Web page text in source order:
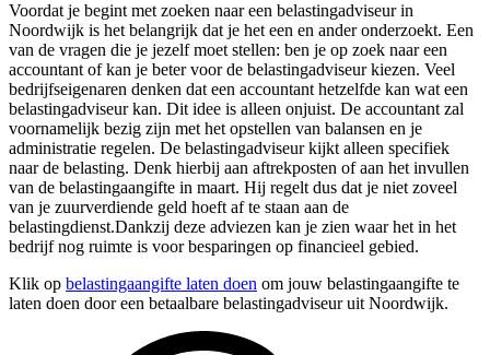
Voordat je begint met zoeken naar een belastingadviseur in
Noordwijk is het belangrijk dat je het een en ander onderzoekt. Een
van de vragen die je jezelf moet stellen: ben je op zoek naar een
accountant of kan je beter voor de belastingadviseur kiezen. Veel
bedrijfseigenaren denken dat een accountant hetzelfde kan wat een
belastingadviseur kan. Dit idee is alleen onjuist. De accountant zal
voornamelijk bezig zijn met het opstellen van balansen en je
administratie regelen. De belastingadviseur kijkt alleen specifiek
naar de belasting. Denk hierbij aan aftrekposten of aan het invullen
van de belastingaangifte in maart. Hij regelt dus dat je niet zoveel
van je zuurverdiende geld hoeft af te staan aan de
belastingdienst.Dankzij deze adviezen kan je zien waar het in het
bedrijf nog ruimte is voor besparingen op financieel gebied.
Klik op belastingaangifte laten doen om jouw belastingaangifte te
laten doen door een betaalbare belastingadviseur uit Noordwijk.